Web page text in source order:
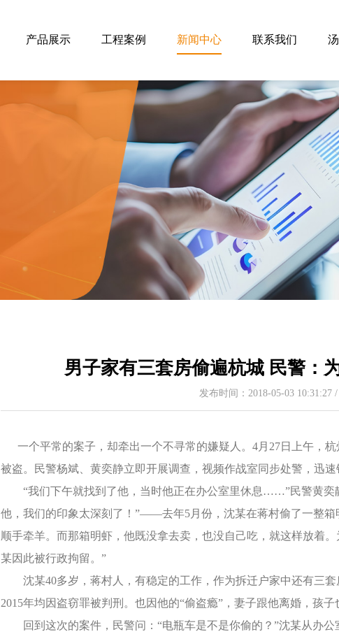
产品展示 工程案例 新闻中心 联系我们
男子家有三套房偷遍杭城 民警：
发布时间：2018-05-03 10:31:27 /
一个平常的案子，却牵出一个不寻常的嫌疑人。4月27日上午，
被盗。民警杨斌、黄奕静立即开展调查，视频作战室同步处警，迅速
“我们下午就找到了他，当时他正在办公室里休息……”民警黄奕
他，我们的印象太深刻了！”——去年5月份，沈某在蒋村偷了一整
顺手牵羊。而那箱明虾，他既没拿去卖，也没自己吃，就这样放着
某因此被行政拘留。”
沈某40多岁，蒋村人，有稳定的工作，作为拆迁户家中还有三套
2015年均因盗窃罪被判刑。也因他的“偷盗瘾”，妻子跟他离婚，孩子
回到这次的案件，民警问：“电瓶车是不是你偷的？”沈某从办公